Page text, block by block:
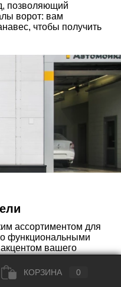
позволяющий
ворот: вам
чтобы получить
ассортиментом для
функциональными
вашего
индивидуальность
шарм.
КОРЗИНА 0